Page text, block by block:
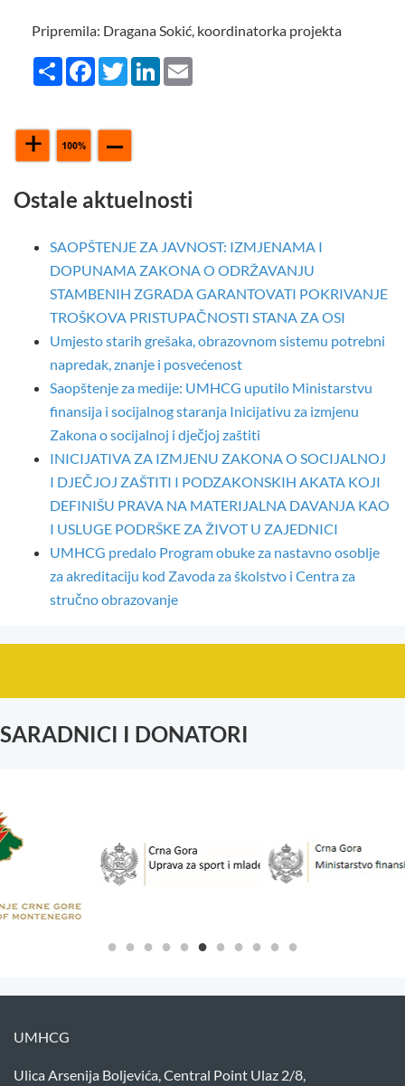
Pripremila: Dragana Sokić, koordinatorka projekta
Share FacebookTwitterLinkedIn
Ostale aktuelnosti
SAOPŠTENJE ZA JAVNOST: IZMJENAMA I
DOPUNAMA ZAKONA O ODRŽAVANJU
STAMBENIH ZGRADA GARANTOVATI POKRIVANJE
TROŠKOVA PRISTUPAČNOSTI STANA ZA OSI
Umjesto starih grešaka, obrazovnom sistemu potrebni
napredak, znanje i posvećenost
Saopštenje za medije: UMHCG uputilo Ministarstvu
finansija i socijalnog staranja Inicijativu za izmjenu
Zakona o socijalnoj i dječjoj zaštiti
INICIJATIVA ZA IZMJENU ZAKONA O SOCIJALNOJ
I DJEČJOJ ZAŠTITI I PODZAKONSKIH AKATA KOJI
DEFINIŠU PRAVA NA MATERIJALNA DAVANJA KAO
I USLUGE PODRŠKE ZA ŽIVOT U ZAJEDNICI
UMHCG predalo Program obuke za nastavno osoblje
za akreditaciju kod Zavoda za školstvo i Centra za
stručno obrazovanje
SARADNICI I DONATORI
UMHCG
Ulica Arsenija Boljevića, Central Point Ulaz 2/8,